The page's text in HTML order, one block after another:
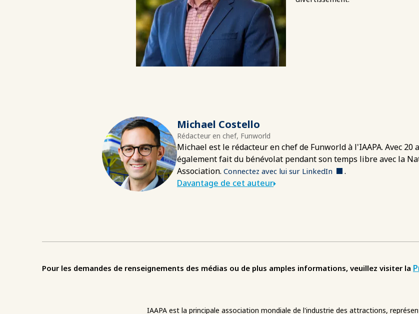
Michael Costello
Rédacteur en chef, Funworld
Michael est le rédacteur en chef de Funworld à l'IAAPA. Avec
également fait du bénévolat pendant son temps libre avec la
Association. Connectez avec lui sur LinkedIn
.
Davantage de cet auteur
Pour les demandes de renseignements des médias ou de plus amples informations, veuillez visiter la
IAAPA est la principale association mondiale de l'industrie des attractions,